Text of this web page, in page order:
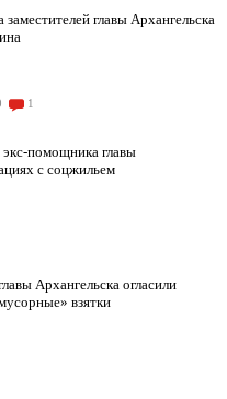
главы Архангельска
1
помощника главы
с соцжильем
Архангельска огласили
взятки